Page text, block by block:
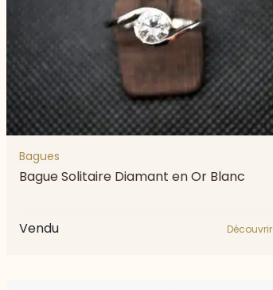
Bagues
Bague Solitaire Diamant en Or Blanc
Vendu Découvrir